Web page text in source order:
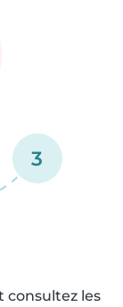
3
consultez les